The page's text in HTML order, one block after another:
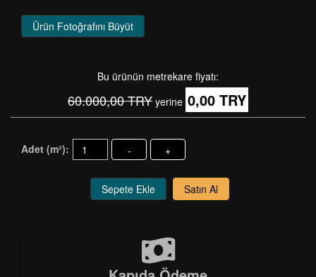
Ürün Fotoğrafını Büyüt
Bu ürünün metrekare fiyatı:
60.000,00 TRY yerine 0,00 TRY
Adet (m²): - +
Sepete Ekle Satın Al